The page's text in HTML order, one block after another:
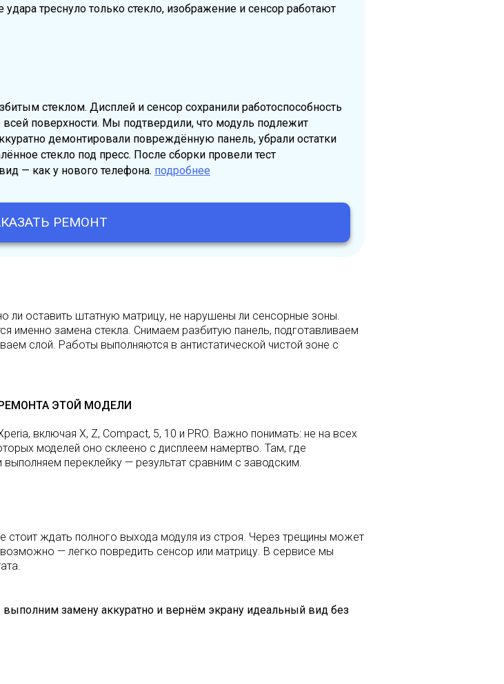
удара треснуло только стекло, изображение и сенсор работают
стеклом. Дисплей и сенсор сохранили работоспособность
поверхности. Мы подтвердили, что модуль подлежит
демонтировали повреждённую панель, убрали остатки
стекло под пресс. После сборки провели тест
— как у нового телефона. подробнее
РЕМОНТ
ли оставить штатную матрицу, не нарушены ли сенсорные зоны.
именно замена стекла. Снимаем разбитую панель, подготавливаем
слой. Работы выполняются в антистатической чистой зоне с
ЭТОЙ МОДЕЛИ
включая X, Z, Compact, 5, 10 и PRO. Важно понимать: не на всех
моделей оно склеено с дисплеем намертво. Там, где
переклейку — результат сравним с заводским.
стоит ждать полного выхода модуля из строя. Через трещины может
— легко повредить сенсор или матрицу. В сервисе мы
выполним замену аккуратно и вернём экрану идеальный вид без